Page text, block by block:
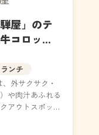
屋」のテ
コロッ
満喫しよ
ランチ
外サクサク・
や肉汁あふれる
アウトスポット
の屋号を持ち...